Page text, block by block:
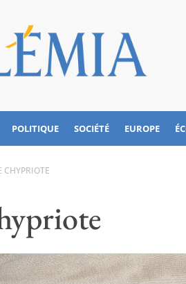
POLITIQUE SOCIÉTÉ EUROPE
CHYPRIOTE